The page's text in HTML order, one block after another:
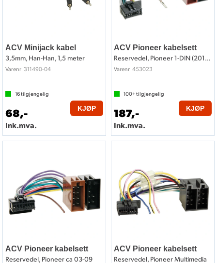
ACV Minijack kabel
3,5mm, Han-Han, 1,5 meter
Varenr 311490-04
16tilgjengelig
68,-
Ink.mva.
KJØP
ACV Pioneer kabelsett
Reservedel, Pioneer 1-DIN (2010 ->)
Varenr 453023
100+tilgjengelig
187,-
Ink.mva.
KJØP
ACV Pioneer kabelsett
Reservedel, Pioneer ca 03-09
ACV Pioneer kabelsett
Reservedel, Pioneer Multimedia